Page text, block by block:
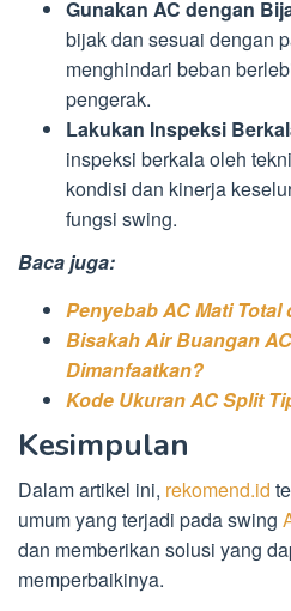
Gunakan AC dengan
bijak dan sesuai dengan
menghindari beban
pengerak.
Lakukan Inspeksi
inspeksi berkala oleh
kondisi dan kinerja
fungsi swing.
Baca juga:
Penyebab AC Mati
Bisakah Air Buangan
Dimanfaatkan?
Kode Ukuran AC Split
Kesimpulan
Dalam artikel ini, rekomend.id
umum yang terjadi pada swing
dan memberikan solusi yang
memperbaikinya.